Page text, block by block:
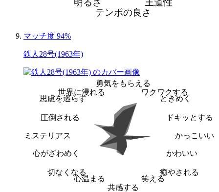
テンポの良さ
マッチ度 94%
鉄人28号(1963年)
勇気をもらえる
ワクワクする
ときめく
ドキッとする
かっこいい
かわいい
癒やされる
笑える
共感する
心温まる
切なくなる
心がざわめく
ミステリアス
圧倒される
思慮を巡らす
世界に浸れる